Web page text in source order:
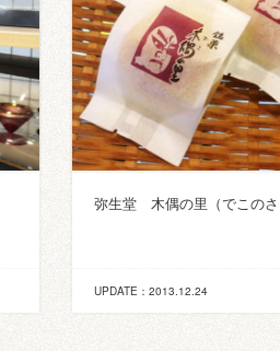
弥生堂 木偶の里（でこのさ
UPDATE：2013.12.24